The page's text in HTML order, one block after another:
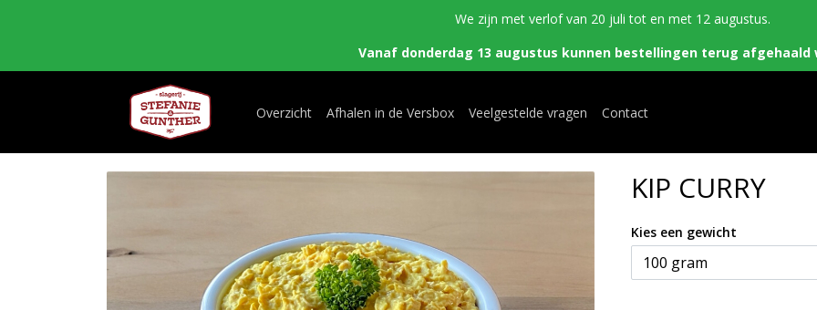
We zijn met verlof van 20 juli tot en met 12 augustus.
Vanaf donderdag 13 augustus kunnen bestellingen terug afgehaald
Overzicht Afhalen in de Versbox Veelgestelde vragen Contact
KIP CURRY
Kies een gewicht